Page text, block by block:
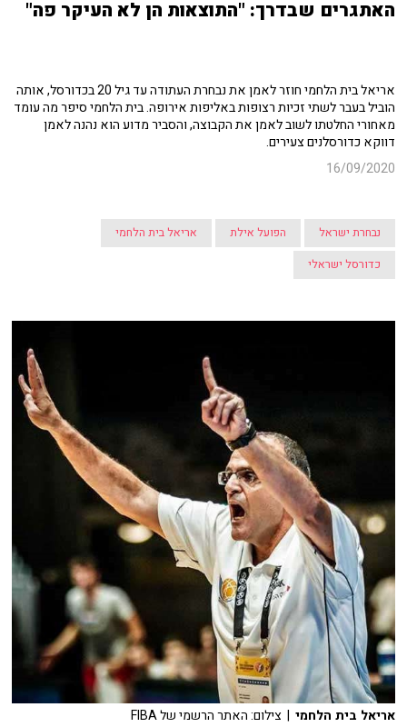
האתגרים שבדרך: "התוצאות הן לא העיקר פה"
אריאל בית הלחמי חוזר לאמן את נבחרת העתודה עד גיל 20 בכדורסל, אותה
הוביל בעבר לשתי זכיות רצופות באליפות אירופה. בית הלחמי סיפר מה עומד
מאחורי החלטתו לשוב לאמן את הקבוצה, והסביר מדוע הוא נהנה לאמן
דווקא כדורסלנים צעירים.
16/09/2020
נבחרת ישראל הפועל אילת
אריאל בית הלחמי
כדורסל ישראלי
אריאל בית הלחמי | צילום: האתר הרשמי של FIBA